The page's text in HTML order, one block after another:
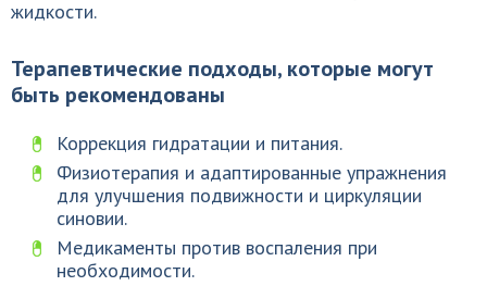
жидкости.
Терапевтические подходы, которые могут
быть рекомендованы
Коррекция гидратации и питания.
Физиотерапия и адаптированные упражнения
для улучшения подвижности и циркуляции
синовии.
Медикаменты против воспаления при
необходимости.